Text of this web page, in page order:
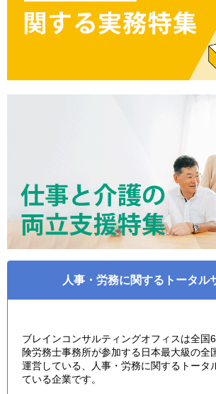
人事・労務に関するトータル
ブレインコンサルティングオフィスは全国
険労務士事務所が参加する日本最大級の全
運営している、人事・労務に関するトータ
ている企業です。